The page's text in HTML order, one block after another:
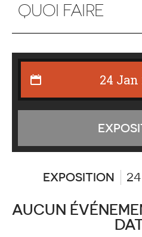
QUOI FAIRE
EXPOSITION
AUCUN